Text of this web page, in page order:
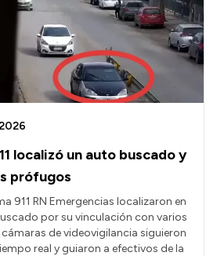
localizó un auto buscado y
prófugos
911 RN Emergencias localizaron en
por su vinculación con varios
de videovigilancia siguieron
real y guiaron a efectivos de la